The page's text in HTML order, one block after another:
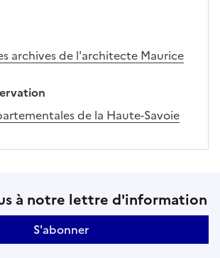
archives de l'architecte Maurice
de la Haute-Savoie
sur le réseaux
à notre lettre d'information
S'abonner